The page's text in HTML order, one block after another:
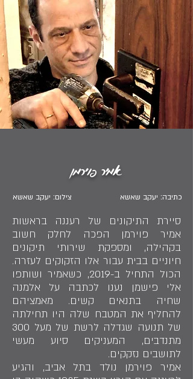
אמיר פוירמן
צילום: יעקב שאשא כתיבה: יעקב שאשא
סיירת התיקונים של רעננה בראשות
אמיר פוירמן הפכה לחלק חשוב
בקהילה, ומספקת שירותי תיקונים
חיוניים בבית עבור אלו הזקוקים לעזרה.
הכול התחיל ב-2019, כשאמיר ושותפו
אלי פישמן נענו לכתבה על אלמנה
שחיה בתנאים קשים. מאמציהם
להחליף את המטבח שלה היו תחילתה
של תנועה שגדלה לרשת של מעל 300
מתנדבים, המעניקים סיוע מעשי
לתושבים נזקקים.
אמיר פוירמן נולד בתל אביב, והגיע